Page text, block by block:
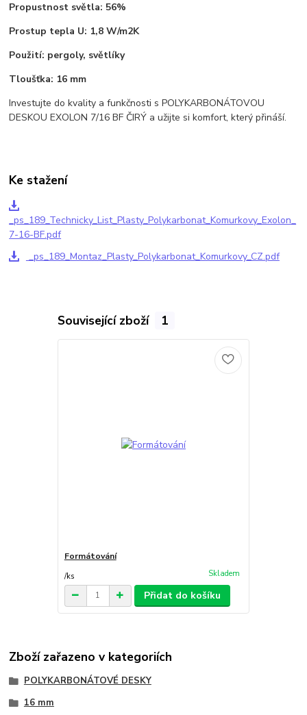
Propustnost světla: 56%
Prostup tepla U: 1,8 W/m2K
Použití: pergoly, světlíky
Tloušťka: 16 mm
Investujte do kvality a funkčnosti s POLYKARBONÁTOVOU
DESKOU EXOLON 7/16 BF ČIRÝ a užijte si komfort, který přináší.
Ke stažení
_ps_189_Technicky_List_Plasty_Polykarbonat_Komurkovy_Exolon_
7-16-BF.pdf
_ps_189_Montaz_Plasty_Polykarbonat_Komurkovy_CZ.pdf
Související zboží 1
Formátování
/ks Skladem
Přidat do košíku
Zboží zařazeno v kategoriích
POLYKARBONÁTOVÉ DESKY
16 mm